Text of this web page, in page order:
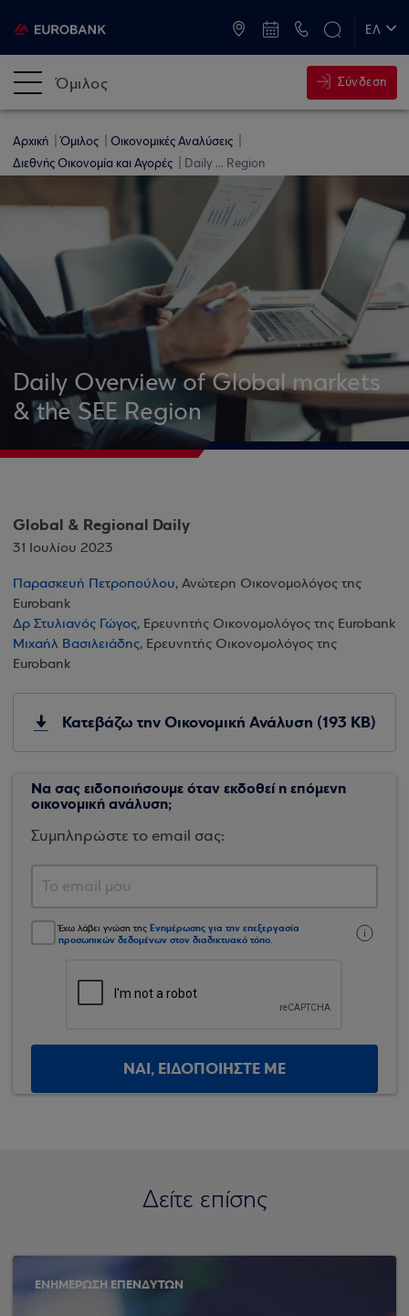
ΕΛ
Όμιλος Σύνδεση
Αρχική Όμιλος
Οικονομικές Αναλύσεις
Διεθνής Οικονομία και Αγορές
Daily ... Region
Daily Overview of Global markets
& the SEE Region
Global & Regional Daily
31 Ιουλίου 2023
Παρασκευή Πετροπούλου, Ανώτερη Οικονομολόγος της
Eurobank
Δρ Στυλιανός Γώγος, Ερευνητής Οικονομολόγος της Eurobank
Μιχαήλ Βασιλειάδης, Ερευνητής Οικονομολόγος της
Eurobank
Κατεβάζω την Οικονομική Ανάλυση (193 KB)
Να σας ειδοποιήσουμε όταν εκδοθεί η επόμενη
οικονομική ανάλυση;
Συμπληρώστε το email σας:
Έχω λάβει γνώση της Ενημέρωσης για την επεξεργασία
προσωπικών δεδομένων στον διαδικτυακό τόπο.
ΝΑΙ, ΕΙΔΟΠΟΙΗΣΤΕ ΜΕ
Δείτε επίσης
ΕΝΗΜΕΡΩΣΗ ΕΠΕΝΔΥΤΩΝ